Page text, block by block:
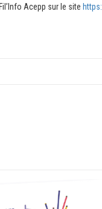
Acepp sur le site